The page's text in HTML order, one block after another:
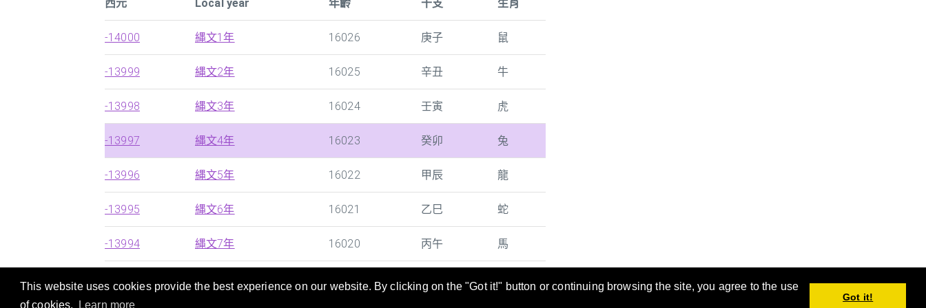
This website uses cookies provide the best experience on our website. By clicking on the "Got it!" button or continuing browsing the site, you agree to the use
of cookies.
Learn more
Got it!
西元 Local year 年齡 干支 生肖
-14000 縄文1年 16026 庚子 鼠
-13999 縄文2年 16025 辛丑 牛
-13998 縄文3年 16024 壬寅 虎
-13997 縄文4年 16023 癸卯 兔
-13996 縄文5年 16022 甲辰 龍
-13995 縄文6年 16021 乙巳 蛇
-13994 縄文7年 16020 丙午 馬
本站提供西曆，中國朝代及日本年號的快速搜尋及轉換。年齡/干支/生肖對照表也是當您填寫文件時的好幫手。